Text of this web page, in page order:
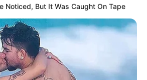
Noticed, But It Was Caught On Tape